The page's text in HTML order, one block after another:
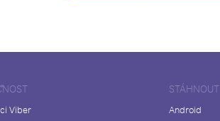
Viber
STÁHNOUT
Android